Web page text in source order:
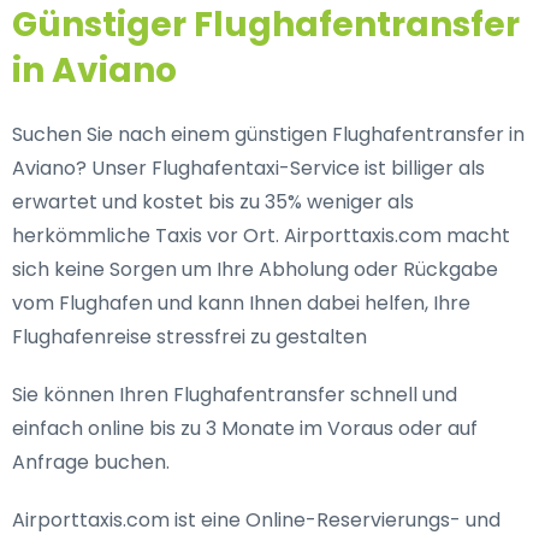
Günstiger Flughafentransfer
in Aviano
Suchen Sie nach einem günstigen Flughafentransfer in
Aviano? Unser Flughafentaxi-Service ist billiger als
erwartet und kostet bis zu 35% weniger als
herkömmliche Taxis vor Ort. Airporttaxis.com macht
sich keine Sorgen um Ihre Abholung oder Rückgabe
vom Flughafen und kann Ihnen dabei helfen, Ihre
Flughafenreise stressfrei zu gestalten
Sie können Ihren Flughafentransfer schnell und
einfach online bis zu 3 Monate im Voraus oder auf
Anfrage buchen.
Airporttaxis.com ist eine Online-Reservierungs- und